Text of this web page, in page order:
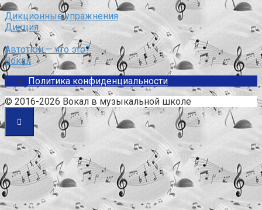
Дикционные упражнения
Дикция
Автотюн — что это?
Вокал
Политика конфиденциальности
© 2016-2026 Вокал в музыкальной школе